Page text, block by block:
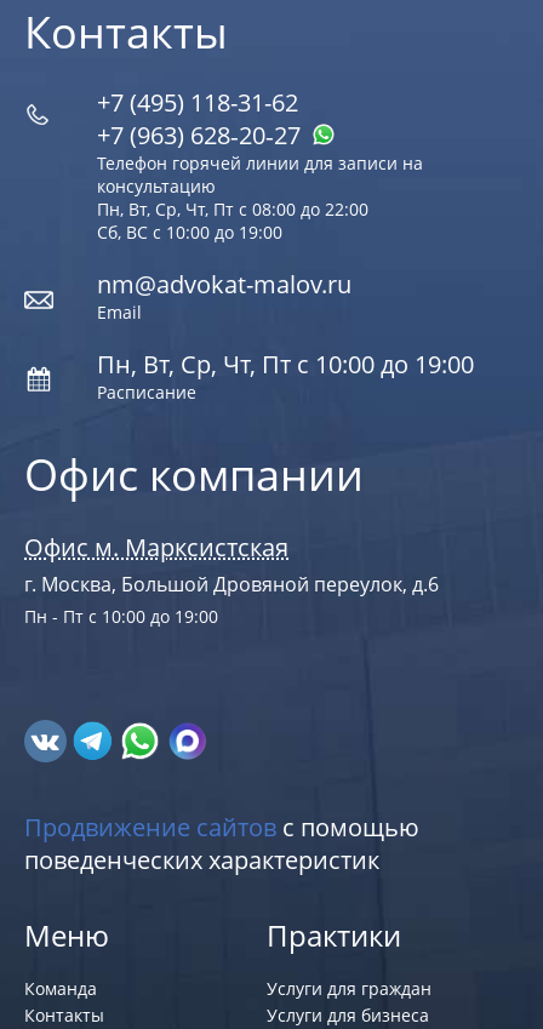
Офис компании
Офис м. Марксистская
г. Москва, Большой Дровяной переулок, д.6
Пн - Пт с 10:00 до 19:00
Контакты
+7 (495) 118-31-62
+7 (963) 628‑20‑27
Телефон горячей линии для записи на
консультацию
Пн, Вт, Ср, Чт, Пт с 08:00 до 22:00
Сб, ВС с 10:00 до 19:00
nm@advokat-malov.ru
Email
Пн, Вт, Ср, Чт, Пт с 10:00 до 19:00
Расписание
Продвижение сайтов с помощью
поведенческих характеристик
Меню
Команда
Контакты
Практики
Услуги для граждан
Услуги для бизнеса